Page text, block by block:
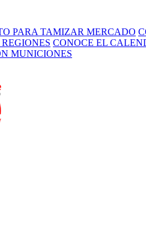
PARA TAMIZAR MERCADO
CONOCE EL
MUNICIONES